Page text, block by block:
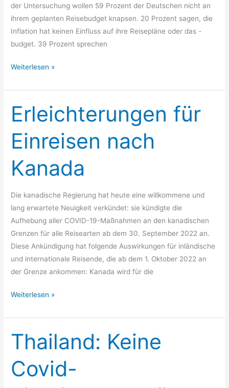
der Untersuchung wollen 59 Prozent der Deutschen nicht an
ihrem geplanten Reisebudget knapsen. 20 Prozent sagen, die
Inflation hat keinen Einfluss auf ihre Reisepläne oder das -
budget. 39 Prozent sprechen
Weiterlesen »
Erleichterungen für
Einreisen nach
Kanada
Die kanadische Regierung hat heute eine willkommene und
lang erwartete Neuigkeit verkündet: sie kündigte die
Aufhebung aller COVID-19-Maßnahmen an den kanadischen
Grenzen für alle Reisearten ab dem 30. September 2022 an.
Diese Ankündigung hat folgende Auswirkungen für inländische
und internationale Reisende, die ab dem 1. Oktober 2022 an
der Grenze ankommen: Kanada wird für die
Erleichterungen
für
Einreisen
nach
Weiterlesen »
Thailand: Keine
Covid-
Thailand:
Covid-
Einreisebeschränkungen